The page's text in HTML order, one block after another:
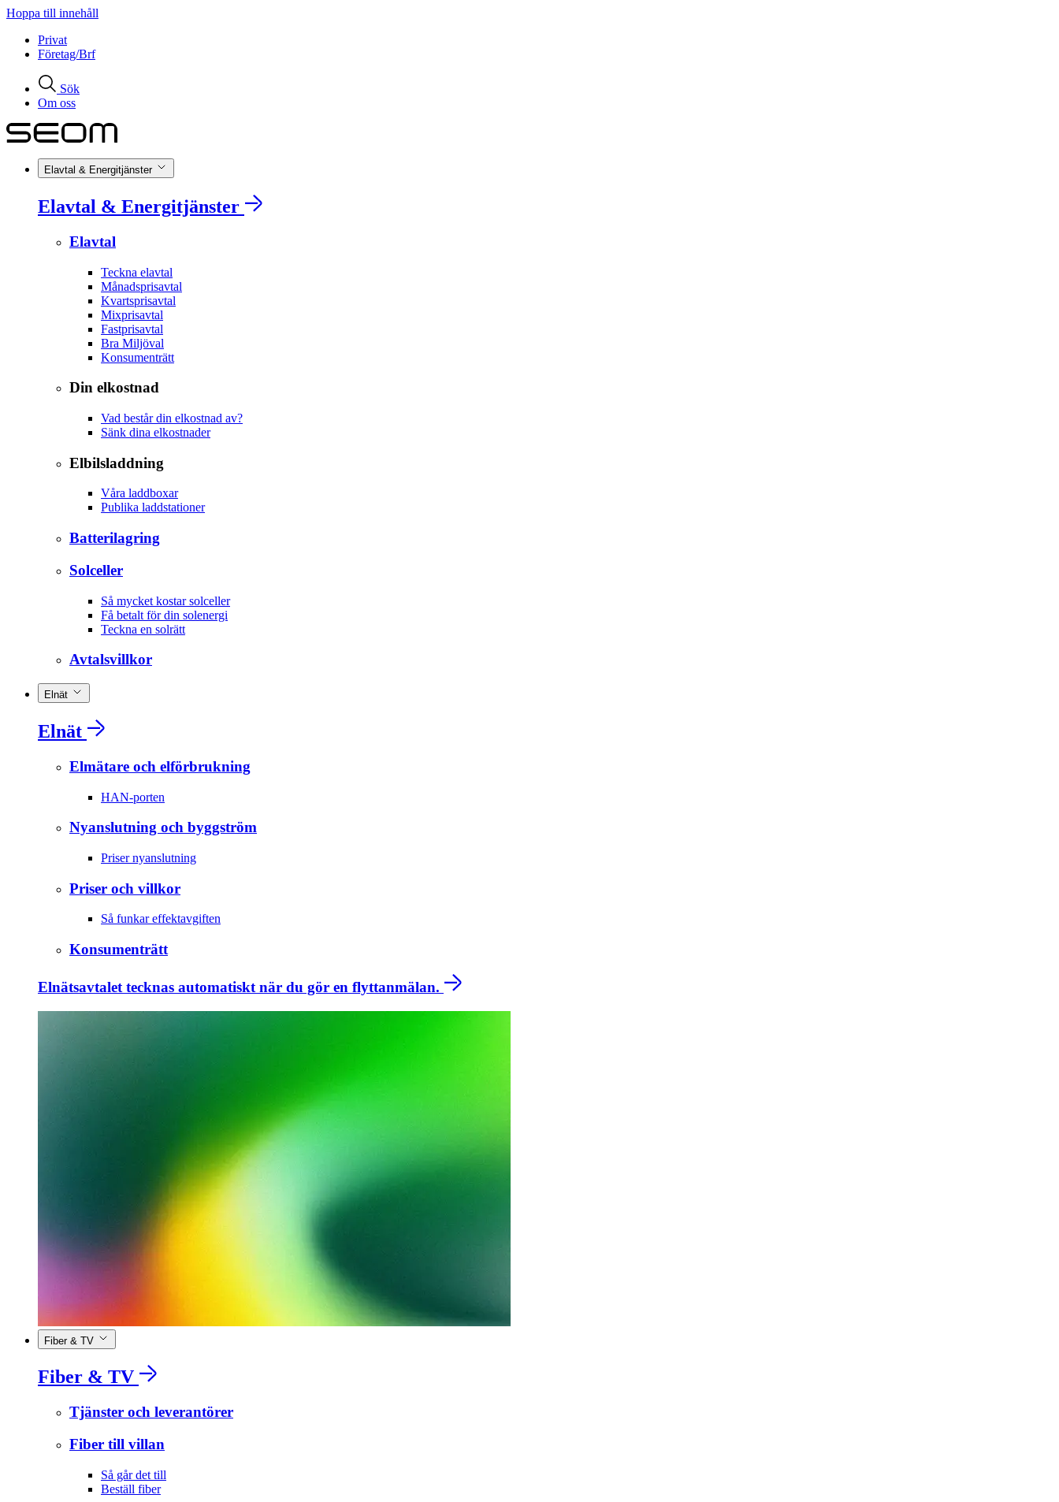
Hoppa till innehåll
Privat
Företag/Brf
Sök
Om oss
Elavtal & Energitjänster
Elavtal & Energitjänster
Elavtal
Teckna elavtal
Månadsprisavtal
Kvartsprisavtal
Mixprisavtal
Fastprisavtal
Bra Miljöval
Konsumenträtt
Din elkostnad
Vad består din elkostnad av?
Sänk dina elkostnader
Elbilsladdning
Våra laddboxar
Publika laddstationer
Batterilagring
Solceller
Så mycket kostar solceller
Få betalt för din solenergi
Teckna en solrätt
Avtalsvillkor
Elnät
Elnät
Elmätare och elförbrukning
HAN-porten
Nyanslutning och byggström
Priser nyanslutning
Priser och villkor
Så funkar effektavgiften
Konsumenträtt
Elnätsavtalet tecknas automatiskt när du gör en flyttanmälan.
Fiber & TV
Fiber & TV
Tjänster och leverantörer
Fiber till villan
Så går det till
Beställ fiber